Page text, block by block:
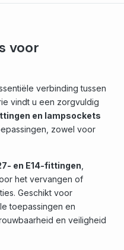
voor
verbinding tussen
vindt u een zorgvuldig
en lampsockets
zowel voor
en E14-fittingen
het vervangen of
Geschikt voor
toepassingen en
en veiligheid